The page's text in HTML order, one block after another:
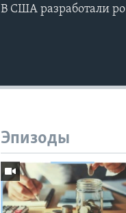
В США разработали
Эпизоды